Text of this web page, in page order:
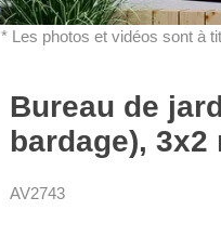
* Les photos et vidéos sont à
Bureau de
bardage), 3x2
AV2743